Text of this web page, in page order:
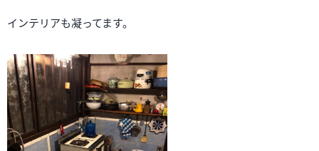
インテリアも凝ってます。